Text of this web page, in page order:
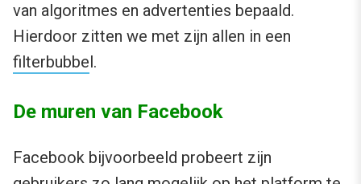
van algoritmes en advertenties bepaald.
Hierdoor zitten we met zijn allen in een
filterbubbel.
De muren van Facebook
Facebook bijvoorbeeld probeert zijn